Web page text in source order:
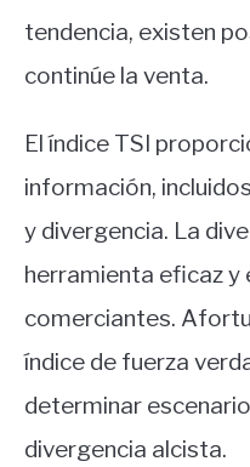
tendencia, existen
continúe la venta.
El índice TSI
información,
y divergencia. La
herramienta eficaz y
comerciantes.
índice de fuerza
determinar
divergencia alcista.